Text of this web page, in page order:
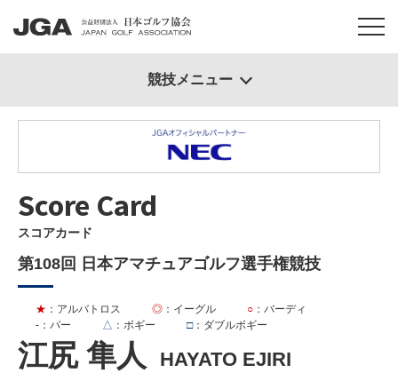
Score Card
スコアカード
第108回 日本アマチュアゴルフ選手権競技
江尻 隼人 HAYATO EJIRI
★ ：アルバトロス ◎ ：イーグル ○ ：バーディ
- ：パー △ ：ボギー □：ダブルボギー
競技メニュー